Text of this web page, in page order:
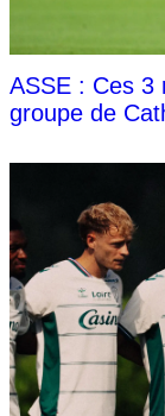
ASSE : Ces 3
groupe de